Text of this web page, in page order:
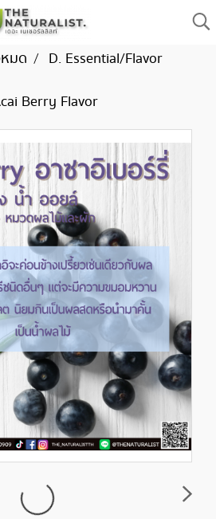
มด
D. Essential/Flavor
Berry Flavor